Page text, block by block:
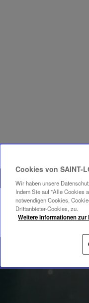
Cookies von SAINT-
Wir haben unsere
Indem Sie auf "Alle Cookies
notwendigen Cookies,
Drittanbieter-Cookies, zu.
Weitere Informationen